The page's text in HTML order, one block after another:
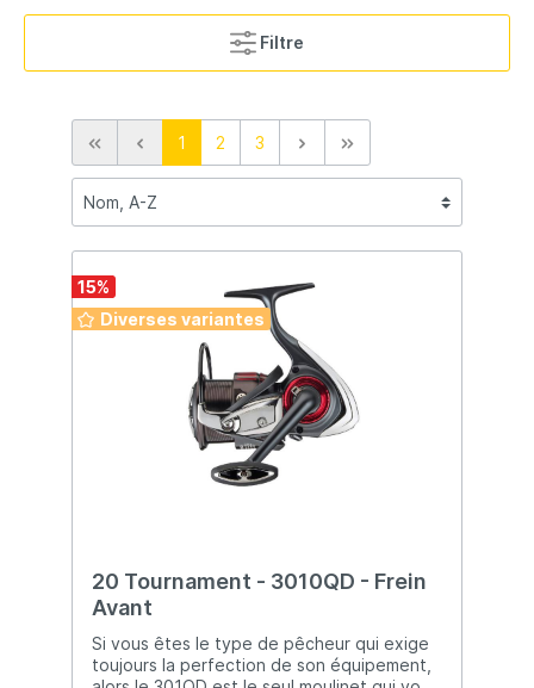
Filtre
1 2 3
15%
Diverses variantes
20 Tournament - 3010QD - Frein
Avant
Si vous êtes le type de pêcheur qui exige
toujours la perfection de son équipement,